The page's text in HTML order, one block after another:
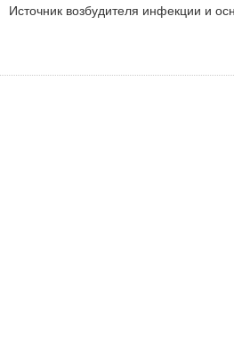
Источник возбудителя инфекции и